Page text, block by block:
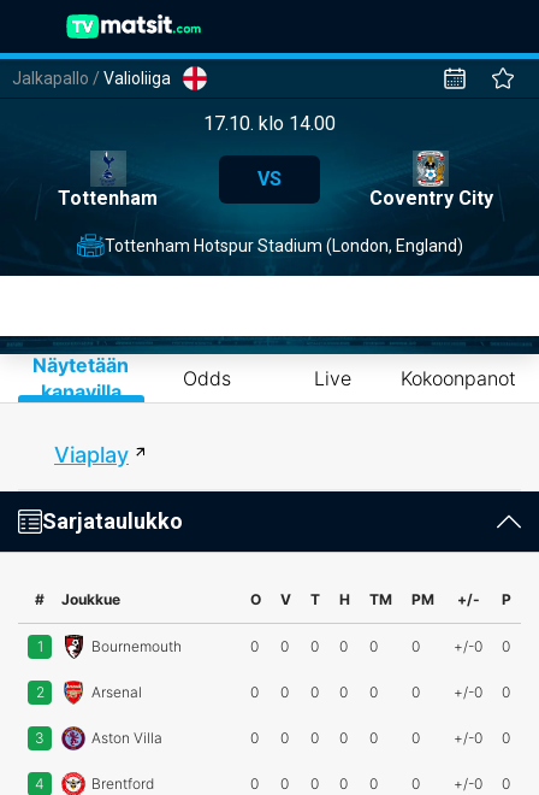
Jalkapallo /Valioliiga
17.10. klo 14.00
Tottenham
VS
Coventry City
Tottenham Hotspur Stadium (London, England)
Näytetään
kanavilla
Odds Live Kokoonpanot
Viaplay
Sarjataulukko
# Joukkue O V T H TM PM +/- P
1 Bournemouth 0 0 0 0 0 0 +/-0 0
2 Arsenal 0 0 0 0 0 0 +/-0 0
3 Aston Villa 0 0 0 0 0 0 +/-0 0
4 Brentford 0 0 0 0 0 0 +/-0 0